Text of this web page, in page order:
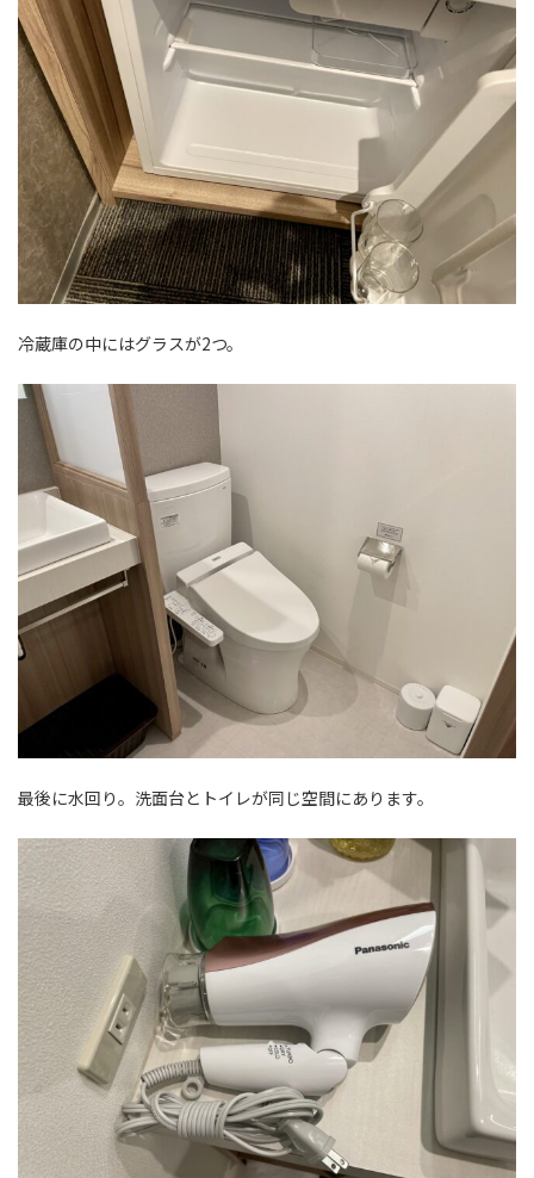
冷蔵庫の中にはグラスが2つ。
最後に水回り。洗面台とトイレが同じ空間にあります。